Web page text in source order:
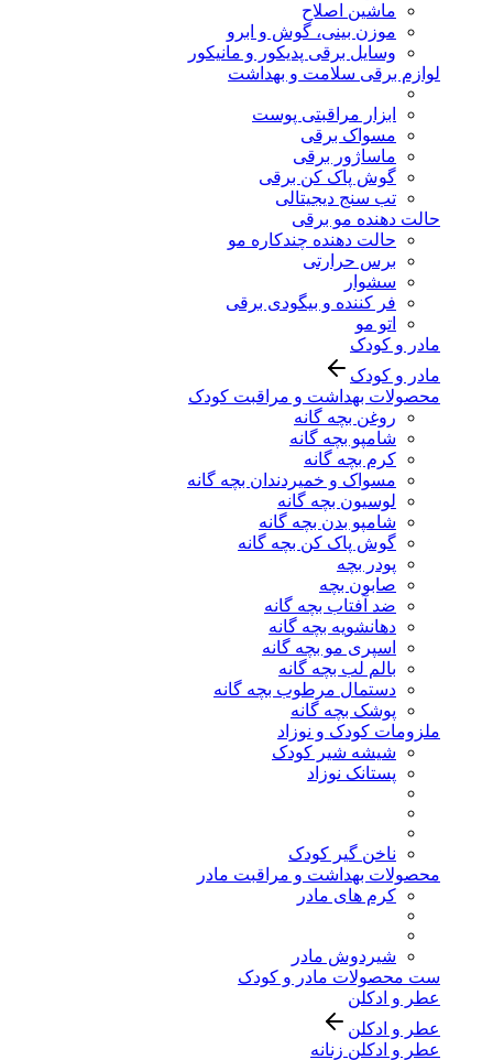
ماشین اصلاح
موزن بینی، گوش و ابرو
وسایل برقی پدیکور و مانیکور
لوازم برقی سلامت و بهداشت
ابزار مراقبتی پوست
مسواک برقی
ماساژور برقی
گوش پاک کن برقی
تب سنج دیجیتالی
حالت دهنده مو برقی
حالت دهنده چندکاره مو
برس حرارتی
سشوار
فر کننده و بیگودی برقی
اتو مو
مادر و کودک
مادر و کودک
محصولات بهداشت و مراقبت کودک
روغن بچه گانه
شامپو بچه گانه
کرم بچه گانه
مسواک و خمیردندان بچه گانه
لوسیون بچه گانه
شامپو بدن بچه گانه
گوش پاک کن بچه گانه
پودر بچه
صابون بچه
ضد آفتاب بچه گانه
دهانشویه بچه گانه
اسپری مو بچه گانه
بالم لب بچه گانه
دستمال مرطوب بچه گانه
پوشک بچه گانه
ملزومات کودک و نوزاد
شیشه شیر کودک
پستانک نوزاد
ناخن گیر کودک
محصولات بهداشت و مراقبت مادر
کرم های مادر
شیردوش مادر
ست محصولات مادر و کودک
عطر و ادکلن
عطر و ادکلن
عطر و ادکلن زنانه